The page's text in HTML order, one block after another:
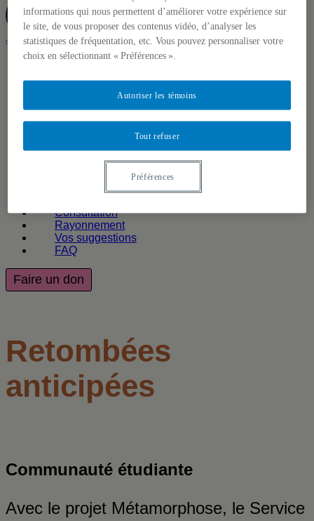
Faire un don
UQAM
Accueil
À propos
Projet Métamorphose
Principes directeurs
Consultation
Rayonnement
Vos suggestions
FAQ
Faire un don
Retombées
anticipées
Communauté étudiante
Avec le projet Métamorphose, le Service
informations qui nous permettent d’améliorer votre expérience sur
le site, de vous proposer des contenus vidéo, d’analyser les
statistiques de fréquentation, etc. Vous pouvez personnaliser votre
choix en sélectionnant « Préférences ».
Tout refuser
Autoriser les témoins
Préférences